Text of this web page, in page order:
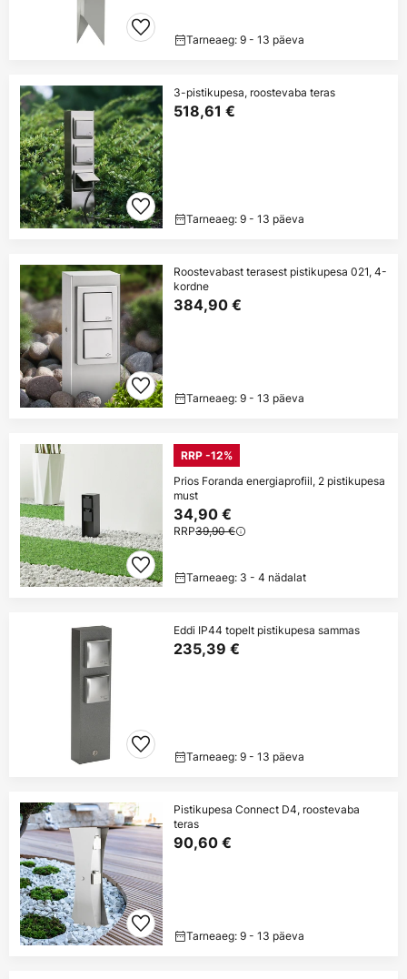
Tarneaeg: 9 - 13 päeva
3-pistikupesa, roostevaba teras
518,61 €
Tarneaeg: 9 - 13 päeva
Roostevabast terasest pistikupesa 021, 4-
kordne
384,90 €
Tarneaeg: 9 - 13 päeva
RRP -12%
Prios Foranda energiaprofiil, 2 pistikupesa
must
34,90 €
RRP39,90 €
Tarneaeg: 3 - 4 nädalat
Eddi IP44 topelt pistikupesa sammas
235,39 €
Tarneaeg: 9 - 13 päeva
Pistikupesa Connect D4, roostevaba
teras
90,60 €
Tarneaeg: 9 - 13 päeva